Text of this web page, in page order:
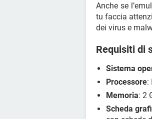
Anche se
tu faccia
dei virus e
Requisiti di
Sistema
Processore:
Memoria: 2
Scheda